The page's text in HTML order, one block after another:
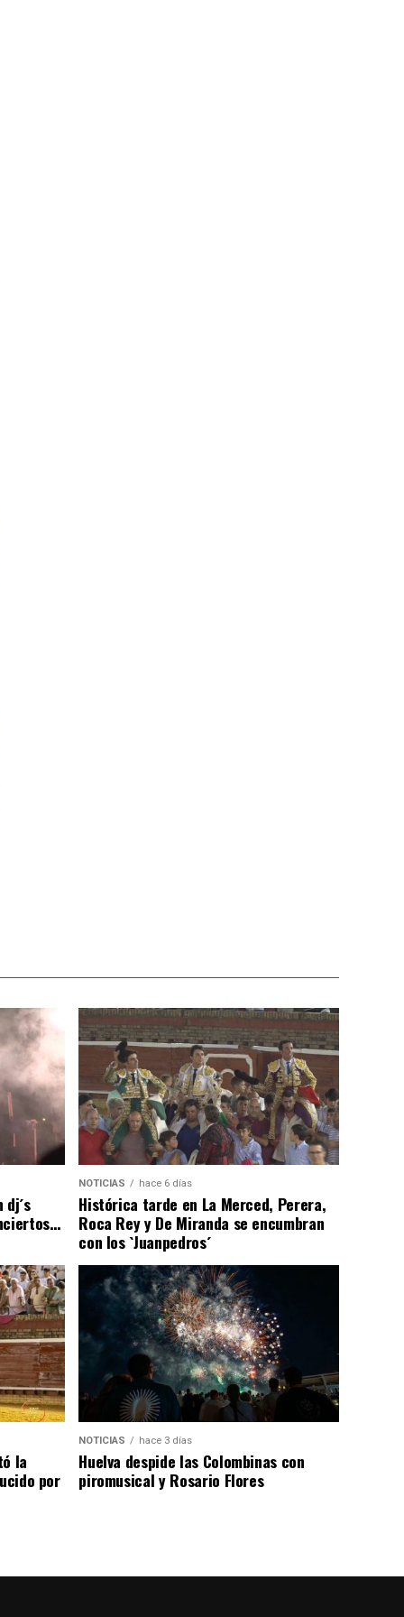
NOTICIAS hace 6 días
Histórica tarde en La Merced, Perera,
Roca Rey y De Miranda se encumbran
con los `Juanpedros´
la
por
NOTICIAS hace 3 días
Huelva despide las Colombinas con
piromusical y Rosario Flores